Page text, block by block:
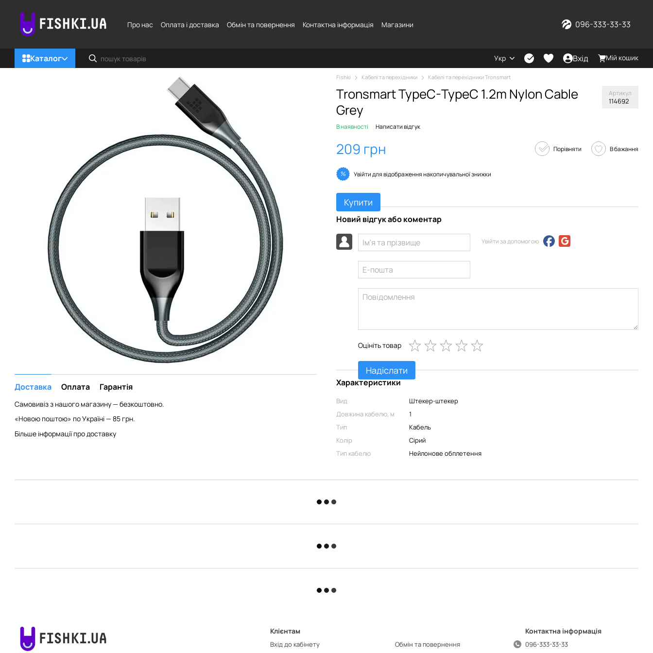
Про нас
Оплата і доставка Обмін та повернення Контактна інформація Магазини 096-333-33-33
Каталог Укр Вхід Мій кошик
Доставка Оплата Гарантія
Самовивіз з нашого магазину — безкоштовно.
«Новою поштою» по Україні — 85 грн.
Більше інформації про доставку
Fishki Кабелі та перехідники Кабелі та перехідники Tronsmart
Tronsmart TypeC-TypeC 1.2m Nylon Cable
Grey
Артикул
114692
В наявності Написати відгук
209 грн Порівняти В бажання
% Увійтидля відображення накопичувальної знижки
Купити
Новий відгук або коментар
Увійти за допомогою
Оцініть товар
Надіслати
Характеристики
Вид
Штекер-штекер
Довжина кабелю, м
1
Тип
Кабель
Колір
Сірий
Тип кабелю
Нейлонове обплетення
Клієнтам
Вхід до кабінету
Обмін та повернення
Контактна інформація
096-333-33-33